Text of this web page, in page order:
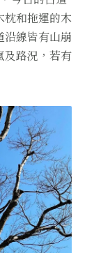
枕和拖運的木
沿線皆有山崩
及路況，若有